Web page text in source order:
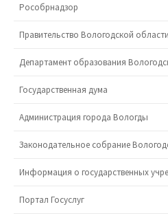
Рособрнадзор
Правительство Вологодской области
Департамент образования
Государственная дума
Администрация города Вологды
Законодательное собрание
Информация о государственных
Портал Госуслуг